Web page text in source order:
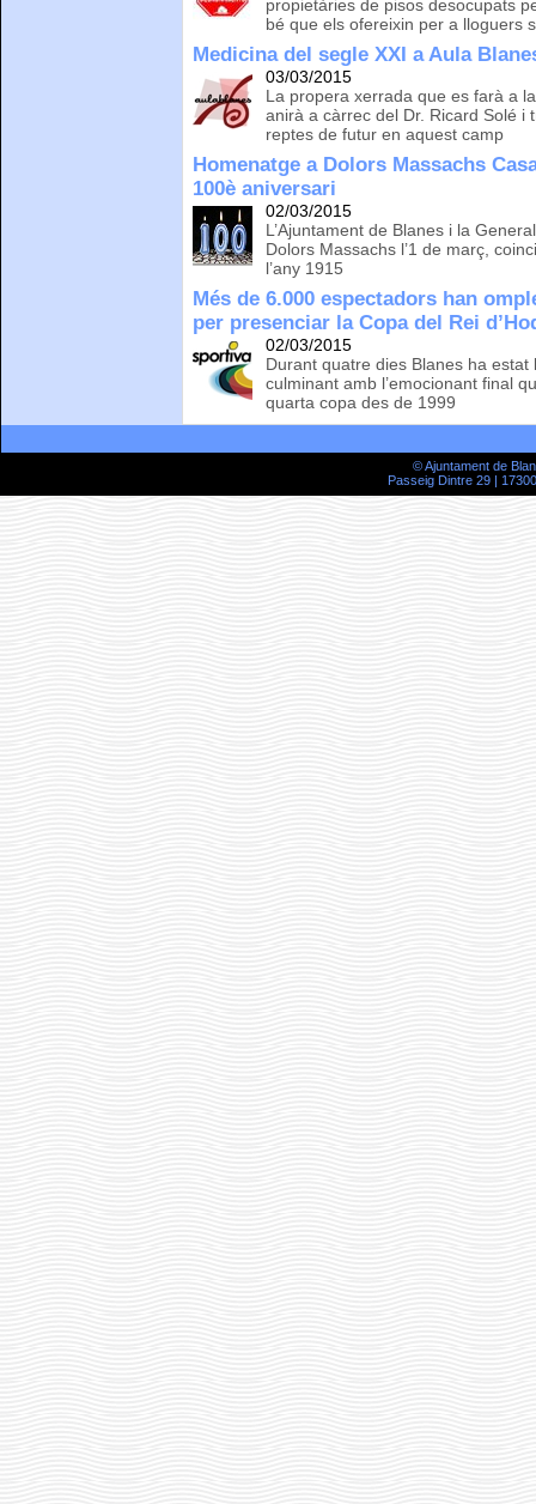
propietàries de pisos desocupats
bé que els ofereixin per a lloguers
Medicina del segle XXI a Aula
03/03/2015
La propera xerrada que es farà a
anirà a càrrec del Dr. Ricard Solé i
reptes de futur en aquest camp
Homenatge a Dolors Massachs
100è aniversari
02/03/2015
L’Ajuntament de Blanes i la
Dolors Massachs l’1 de març,
l’any 1915
Més de 6.000 espectadors han
per presenciar la Copa del Rei
02/03/2015
Durant quatre dies Blanes ha estat
culminant amb l’emocionant final
quarta copa des de 1999
© Ajuntament de
Passeig Dintre 29 |